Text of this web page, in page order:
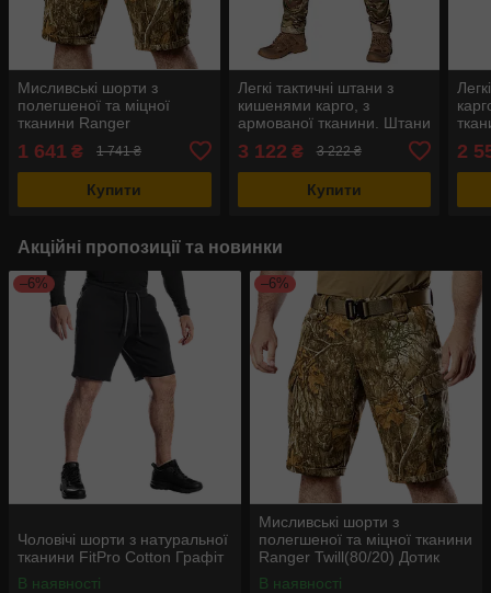
Мисливські шорти з
полегшеної та міцної
тканини Ranger
Twill(80/20) Дотик Сонця
1 641 ₴ 1 741 ₴
Купити
Легкі тактичні штани з
кишенями карго, з
армованої тканини. Штани
3 122 ₴ 3 222 ₴
Купити
2
Акційні пропозиції та новинки
–6%
Чоловічі шорти з натуральної
тканини FitPro Cotton Графіт
В наявності
–6%
Мисливські шорти з
полегшеної та міцної тканини
Ranger Twill(80/20) Дотик
Сонця
В наявності